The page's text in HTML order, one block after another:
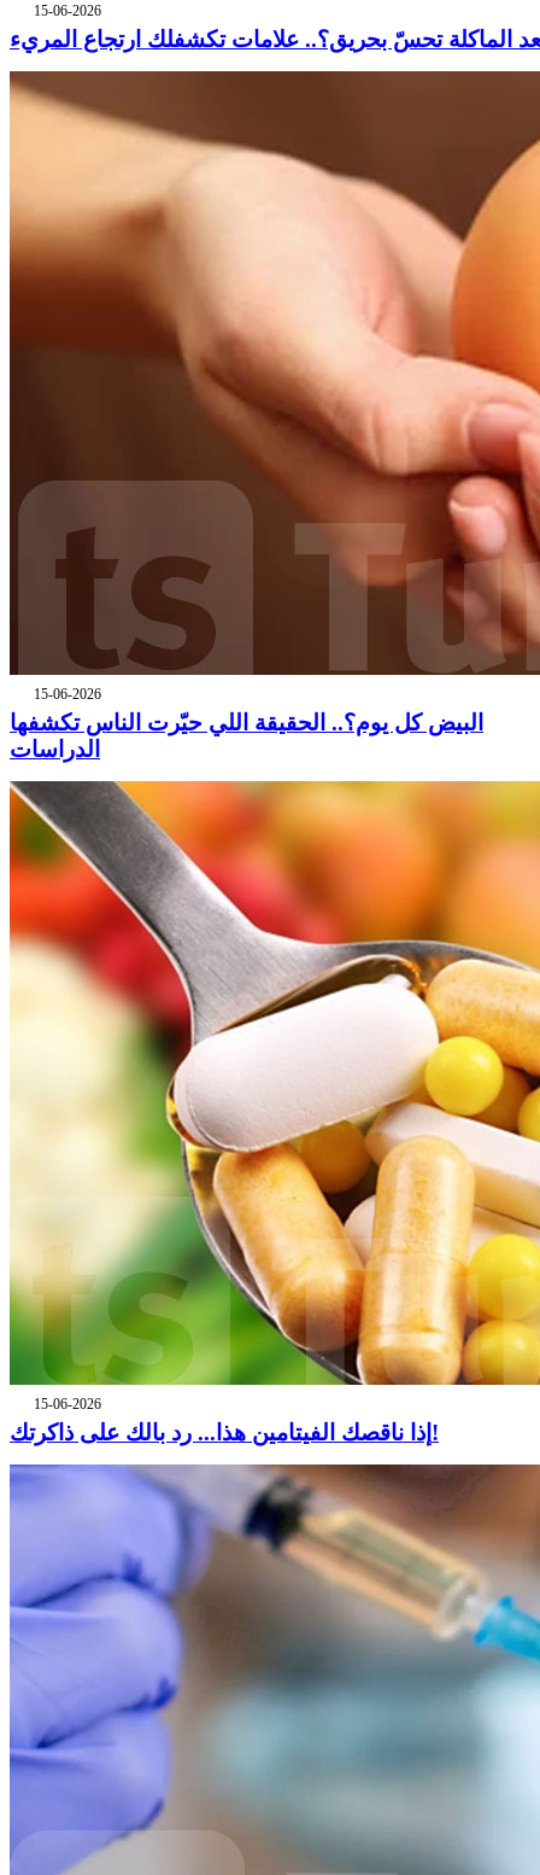
15-06-2026
الماكلة تحسّ بحريق؟.. علامات تكشفلك ارتجاع المريء
15-06-2026
البيض كل يوم؟.. الحقيقة اللي حيّرت الناس تكشفها
الدراسات
15-06-2026
إذا ناقصك الفيتامين هذا... رد بالك على ذاكرتك!